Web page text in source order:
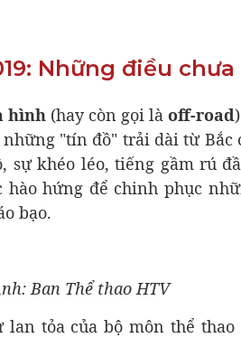
Những điều chưa
hình (hay còn gọi là off-road
"tín đồ" trải dài từ Bắc
sự khéo léo, tiếng gầm rú
hào hứng để chinh phục
bạo.
Ban Thể thao HTV
lan tỏa của bộ môn thể